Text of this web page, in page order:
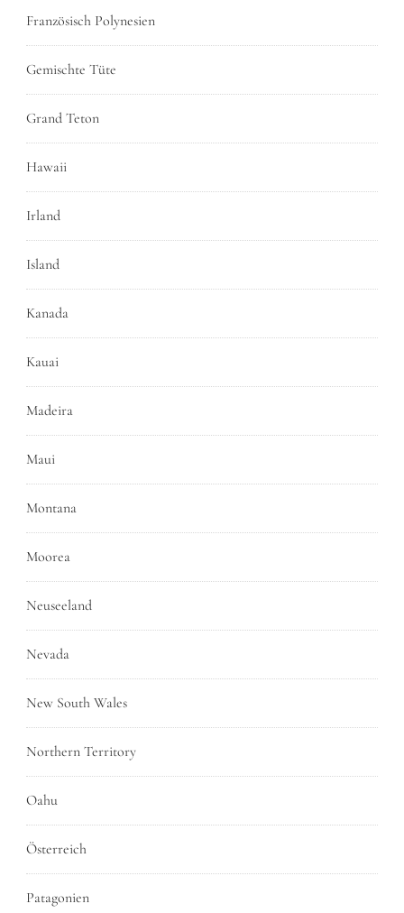
Französisch Polynesien
Gemischte Tüte
Grand Teton
Hawaii
Irland
Island
Kanada
Kauai
Madeira
Maui
Montana
Moorea
Neuseeland
Nevada
New South Wales
Northern Territory
Oahu
Österreich
Patagonien